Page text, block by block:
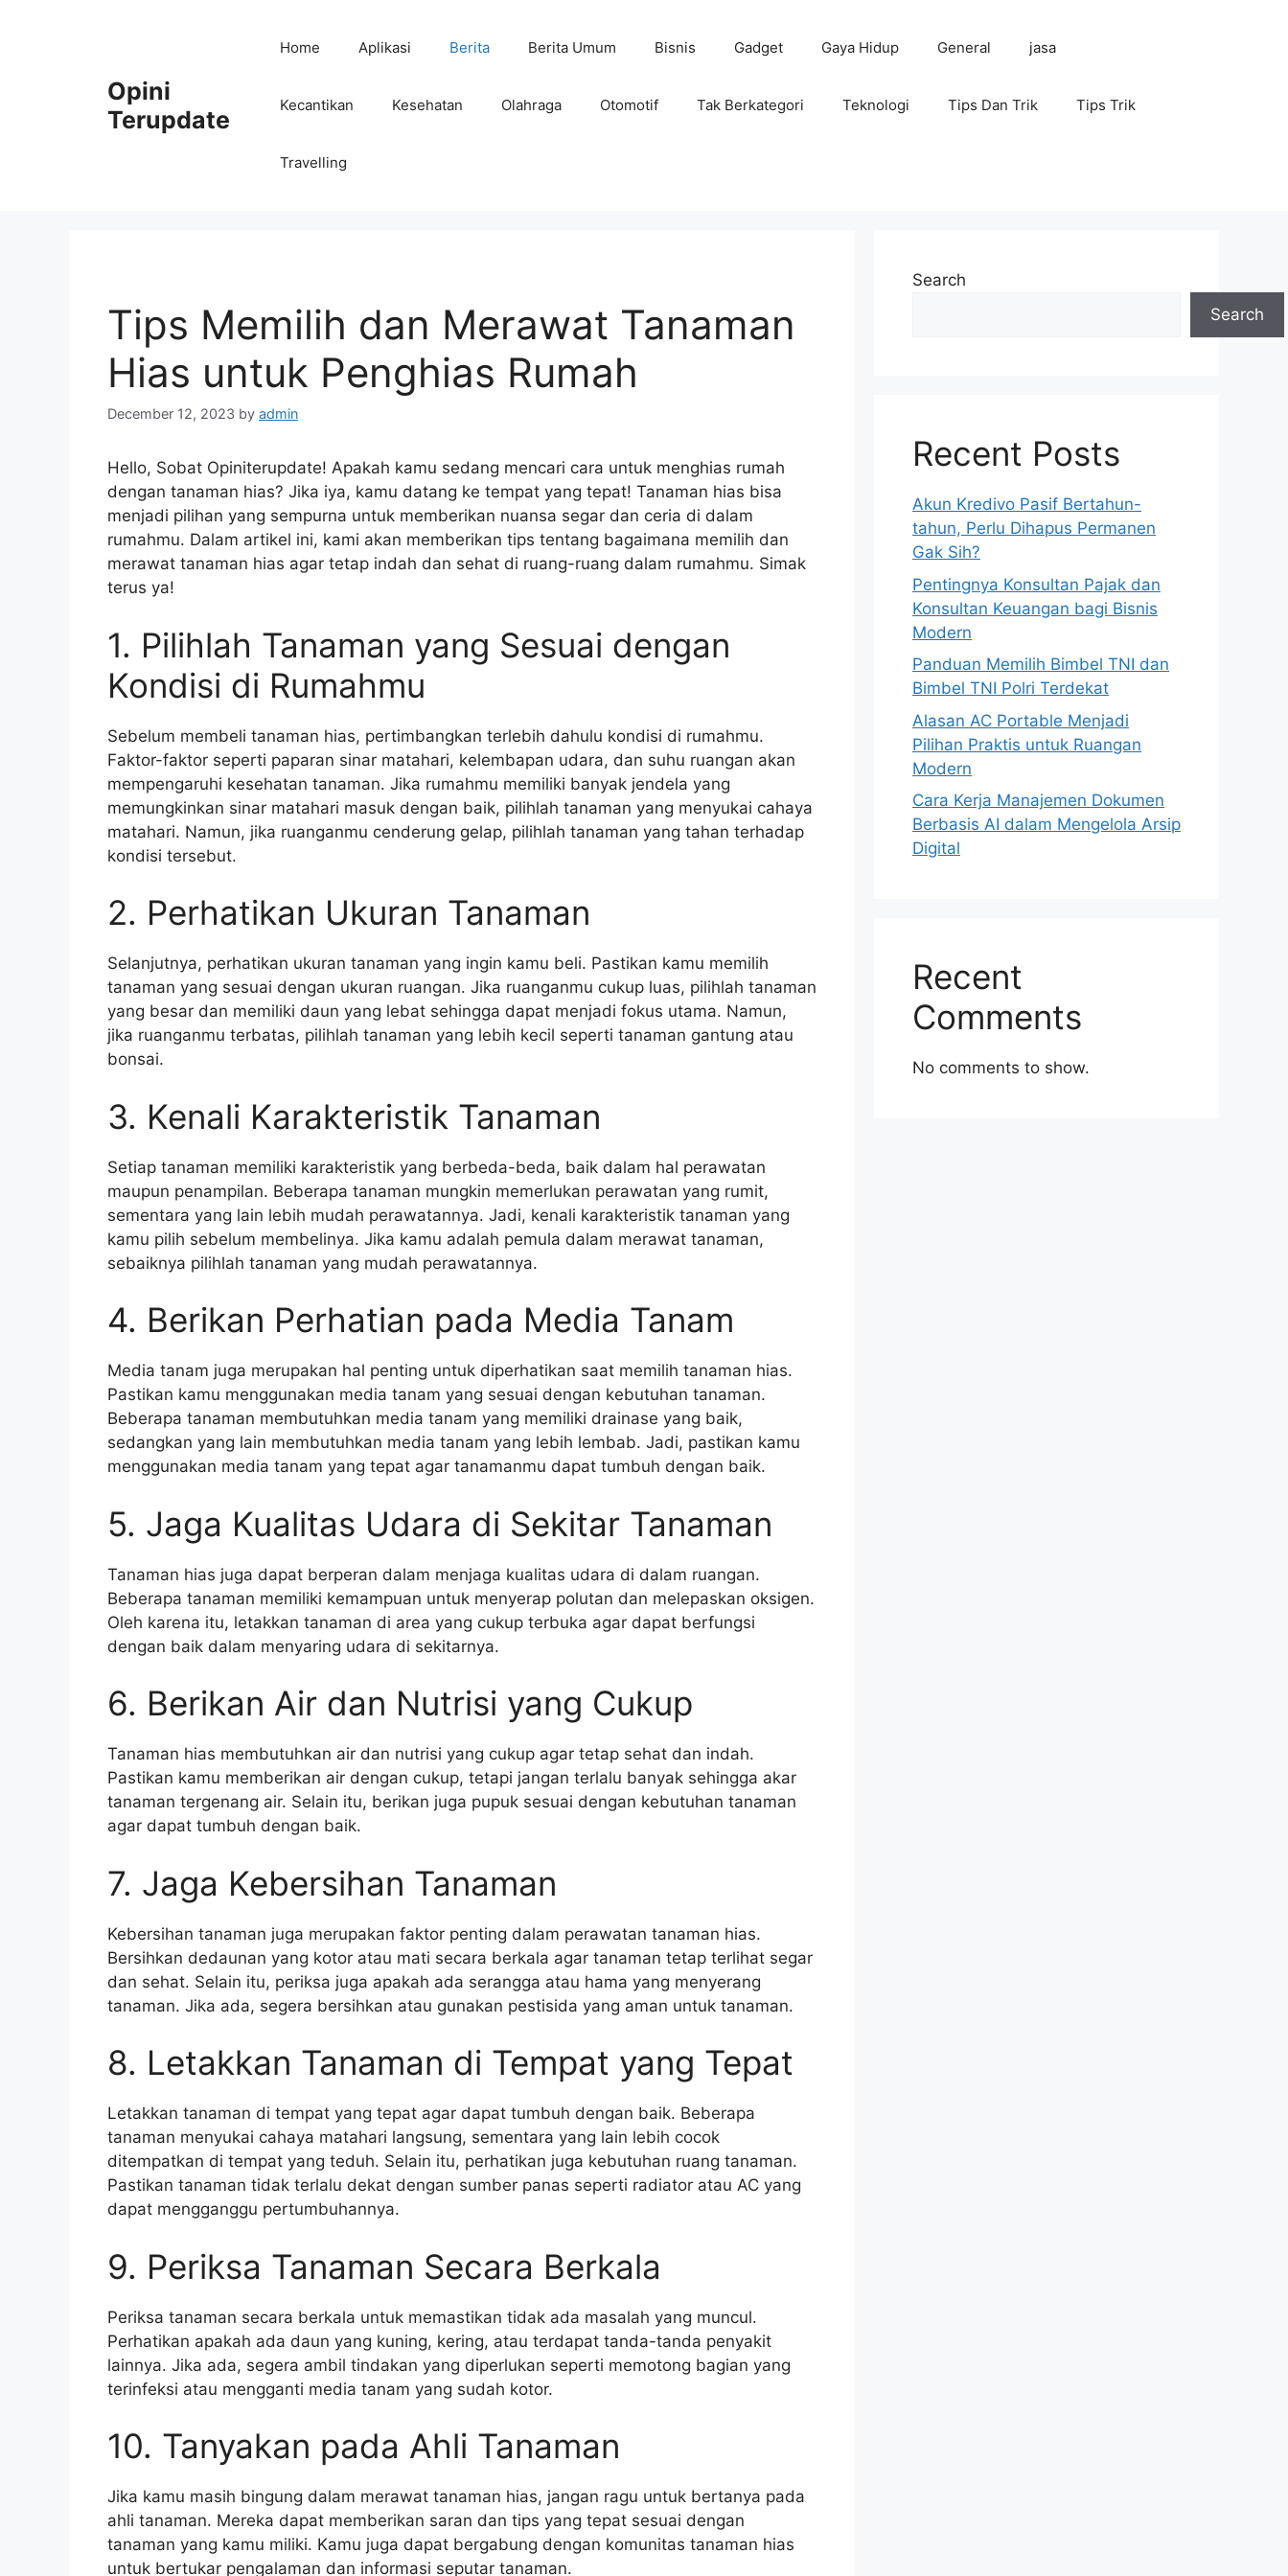
Opini
Terupdate
Home Aplikasi Berita Berita Umum Bisnis Gadget Gaya Hidup General jasa
Kecantikan Kesehatan Olahraga Otomotif Tak Berkategori Teknologi Tips Dan Trik Tips Trik
Travelling
Tips Memilih dan Merawat Tanaman
Hias untuk Penghias Rumah
December 12, 2023 by admin
Hello, Sobat Opiniterupdate! Apakah kamu sedang mencari cara untuk menghias rumah
dengan tanaman hias? Jika iya, kamu datang ke tempat yang tepat! Tanaman hias bisa
menjadi pilihan yang sempurna untuk memberikan nuansa segar dan ceria di dalam
rumahmu. Dalam artikel ini, kami akan memberikan tips tentang bagaimana memilih dan
merawat tanaman hias agar tetap indah dan sehat di ruang-ruang dalam rumahmu. Simak
terus ya!
1. Pilihlah Tanaman yang Sesuai dengan
Kondisi di Rumahmu
Sebelum membeli tanaman hias, pertimbangkan terlebih dahulu kondisi di rumahmu.
Faktor-faktor seperti paparan sinar matahari, kelembapan udara, dan suhu ruangan akan
mempengaruhi kesehatan tanaman. Jika rumahmu memiliki banyak jendela yang
memungkinkan sinar matahari masuk dengan baik, pilihlah tanaman yang menyukai cahaya
matahari. Namun, jika ruanganmu cenderung gelap, pilihlah tanaman yang tahan terhadap
kondisi tersebut.
2. Perhatikan Ukuran Tanaman
Selanjutnya, perhatikan ukuran tanaman yang ingin kamu beli. Pastikan kamu memilih
tanaman yang sesuai dengan ukuran ruangan. Jika ruanganmu cukup luas, pilihlah tanaman
yang besar dan memiliki daun yang lebat sehingga dapat menjadi fokus utama. Namun,
jika ruanganmu terbatas, pilihlah tanaman yang lebih kecil seperti tanaman gantung atau
bonsai.
3. Kenali Karakteristik Tanaman
Setiap tanaman memiliki karakteristik yang berbeda-beda, baik dalam hal perawatan
maupun penampilan. Beberapa tanaman mungkin memerlukan perawatan yang rumit,
sementara yang lain lebih mudah perawatannya. Jadi, kenali karakteristik tanaman yang
kamu pilih sebelum membelinya. Jika kamu adalah pemula dalam merawat tanaman,
sebaiknya pilihlah tanaman yang mudah perawatannya.
4. Berikan Perhatian pada Media Tanam
Media tanam juga merupakan hal penting untuk diperhatikan saat memilih tanaman hias.
Pastikan kamu menggunakan media tanam yang sesuai dengan kebutuhan tanaman.
Beberapa tanaman membutuhkan media tanam yang memiliki drainase yang baik,
sedangkan yang lain membutuhkan media tanam yang lebih lembab. Jadi, pastikan kamu
menggunakan media tanam yang tepat agar tanamanmu dapat tumbuh dengan baik.
5. Jaga Kualitas Udara di Sekitar Tanaman
Tanaman hias juga dapat berperan dalam menjaga kualitas udara di dalam ruangan.
Beberapa tanaman memiliki kemampuan untuk menyerap polutan dan melepaskan oksigen.
Oleh karena itu, letakkan tanaman di area yang cukup terbuka agar dapat berfungsi
dengan baik dalam menyaring udara di sekitarnya.
6. Berikan Air dan Nutrisi yang Cukup
Tanaman hias membutuhkan air dan nutrisi yang cukup agar tetap sehat dan indah.
Pastikan kamu memberikan air dengan cukup, tetapi jangan terlalu banyak sehingga akar
tanaman tergenang air. Selain itu, berikan juga pupuk sesuai dengan kebutuhan tanaman
agar dapat tumbuh dengan baik.
7. Jaga Kebersihan Tanaman
Kebersihan tanaman juga merupakan faktor penting dalam perawatan tanaman hias.
Bersihkan dedaunan yang kotor atau mati secara berkala agar tanaman tetap terlihat segar
dan sehat. Selain itu, periksa juga apakah ada serangga atau hama yang menyerang
tanaman. Jika ada, segera bersihkan atau gunakan pestisida yang aman untuk tanaman.
8. Letakkan Tanaman di Tempat yang Tepat
Letakkan tanaman di tempat yang tepat agar dapat tumbuh dengan baik. Beberapa
tanaman menyukai cahaya matahari langsung, sementara yang lain lebih cocok
ditempatkan di tempat yang teduh. Selain itu, perhatikan juga kebutuhan ruang tanaman.
Pastikan tanaman tidak terlalu dekat dengan sumber panas seperti radiator atau AC yang
dapat mengganggu pertumbuhannya.
9. Periksa Tanaman Secara Berkala
Periksa tanaman secara berkala untuk memastikan tidak ada masalah yang muncul.
Perhatikan apakah ada daun yang kuning, kering, atau terdapat tanda-tanda penyakit
lainnya. Jika ada, segera ambil tindakan yang diperlukan seperti memotong bagian yang
terinfeksi atau mengganti media tanam yang sudah kotor.
10. Tanyakan pada Ahli Tanaman
Jika kamu masih bingung dalam merawat tanaman hias, jangan ragu untuk bertanya pada
ahli tanaman. Mereka dapat memberikan saran dan tips yang tepat sesuai dengan
tanaman yang kamu miliki. Kamu juga dapat bergabung dengan komunitas tanaman hias
untuk bertukar pengalaman dan informasi seputar tanaman.
Search
Search
Recent Posts
Akun Kredivo Pasif Bertahun-
tahun, Perlu Dihapus Permanen
Gak Sih?
Pentingnya Konsultan Pajak dan
Konsultan Keuangan bagi Bisnis
Modern
Panduan Memilih Bimbel TNI dan
Bimbel TNI Polri Terdekat
Alasan AC Portable Menjadi
Pilihan Praktis untuk Ruangan
Modern
Cara Kerja Manajemen Dokumen
Berbasis AI dalam Mengelola Arsip
Digital
Recent
Comments
No comments to show.